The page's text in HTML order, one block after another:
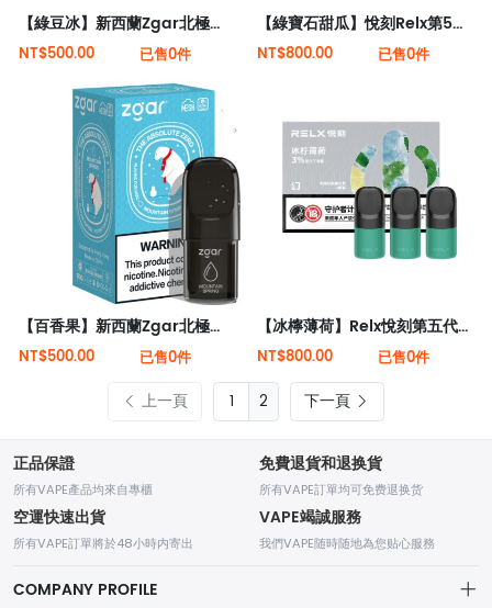
【綠豆冰】新西蘭Zgar北極熊煙彈（適配RELX 5代4代煙桿）
NT$500.00 已售0件
【綠寶石甜瓜】悅刻Relx第5代幻影霧化煙彈
NT$800.00 已售0件
【百香果】新西蘭Zgar北極熊煙彈（適配RELX 5代4代煙桿）
NT$500.00 已售0件
【冰檸薄荷】Relx悅刻第五代幻影霧化煙彈 涼檸檬
NT$800.00 已售0件
上一頁 2 下一頁
正品保證
所有VAPE產品均來自專櫃
免費退貨和退换貨
所有VAPE訂單均可免费退换货
空運快速出貨
所有VAPE訂單將於48小時内寄出
VAPE竭誠服務
我們VAPE随時随地為您贴心服務
COMPANY PROFILE